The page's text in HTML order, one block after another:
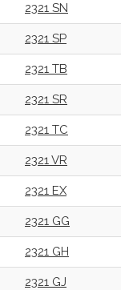
2321 SN
2321 SP
2321 TB
2321 SR
2321 TC
2321 VR
2321 EX
2321 GG
2321 GH
2321 GJ